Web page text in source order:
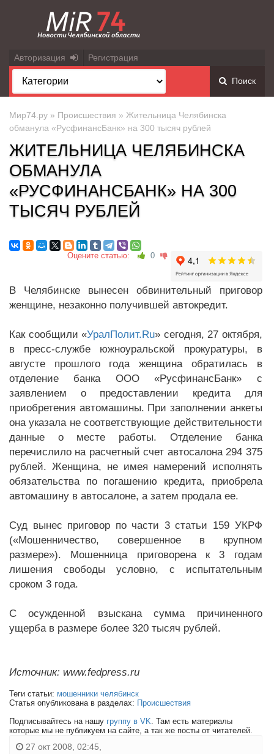
Авторизация Регистрация
Поиск
Мир74.ру » Происшествия » Жительница Челябинска
обманула «РусфинансБанк» на 300 тысяч рублей
ЖИТЕЛЬНИЦА ЧЕЛЯБИНСКА
ОБМАНУЛА
«РУСФИНАНСБАНК» НА 300
ТЫСЯЧ РУБЛЕЙ
Оцените статью: 0
В Челябинске вынесен обвинительный приговор
женщине, незаконно получившей автокредит.
Как сообщили «УралПолит.Ru» сегодня, 27 октября,
в пресс-службе южноуральской прокуратуры, в
августе прошлого года женщина обратилась в
отделение банка ООО «РусфинансБанк» с
заявлением о предоставлении кредита для
приобретения автомашины. При заполнении анкеты
она указала не соответствующие действительности
данные о месте работы. Отделение банка
перечислило на расчетный счет автосалона 294 375
рублей. Женщина, не имея намерений исполнять
обязательства по погашению кредита, приобрела
автомашину в автосалоне, а затем продала ее.
Суд вынес приговор по части 3 статьи 159 УКРФ
(«Мошенничество, совершенное в крупном
размере»). Мошенница приговорена к 3 годам
лишения свободы условно, с испытательным
сроком 3 года.
С осужденной взыскана сумма причиненного
ущерба в размере более 320 тысяч рублей.
Источник: www.fedpress.ru
Теги статьи: мошенники челябинск
Статья опубликована в разделах: Происшествия
Подписывайтесь на нашу группу в VK. Там есть материалы
которые мы не публикуем на сайте, а так же посты от читателей.
27 окт 2008, 02:45,